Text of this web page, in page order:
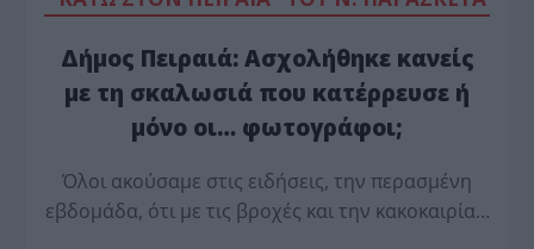
Δήμος Πειραιά: Ασχολήθηκε κανείς
με τη σκαλωσιά που κατέρρευσε ή
μόνο οι… φωτογράφοι;
Όλοι ακούσαμε στις ειδήσεις, την περασμένη
εβδομάδα, ότι με τις βροχές και την κακοκαιρία…